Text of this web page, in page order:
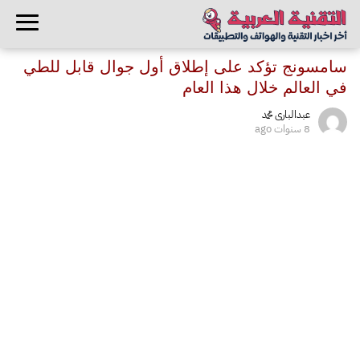
سامسونج تؤكد على إطلاق أول جوال قابل للطي
في العالم خلال هذا العام
عبدالبارى محمد
8 سنوات ago